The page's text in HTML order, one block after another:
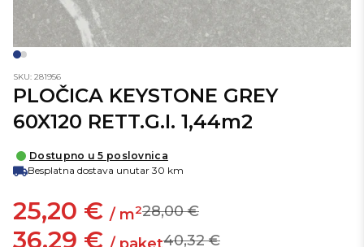
SKU: 281956
PLOČICA KEYSTONE GREY
60X120 RETT.G.I. 1,44m2
Dostupno u 5 poslovnica
Besplatna dostava unutar 30 km
25,20 € / m228,00 €
36,29 € 40,32 €